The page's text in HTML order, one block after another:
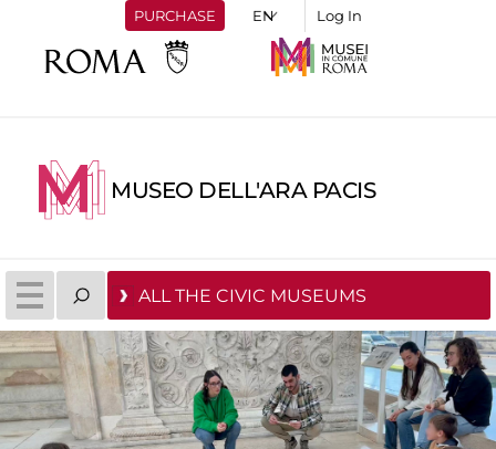
PURCHASE Log In
MUSEO DELL'ARA PACIS
ALL THE CIVIC MUSEUMS